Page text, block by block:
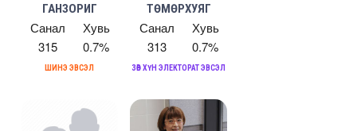
ГАНЗОРИГ
Санал
Хувь
315
0.7%
ШИНЭ ЭВСЭЛ
ТӨМӨРХУЯГ
Санал
Хувь
313
0.7%
ЗӨВ ХҮН ЭЛЕКТОРАТ ЭВСЭЛ